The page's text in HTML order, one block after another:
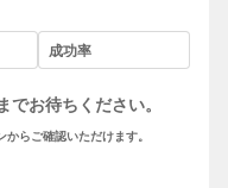
お待ちください。
らご確認いただけます。